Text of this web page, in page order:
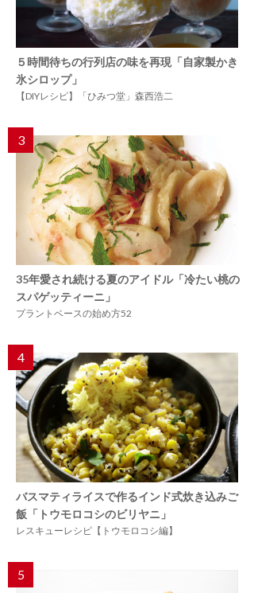
５時間待ちの行列店の味を再現「自家製かき
氷シロップ」
【DIYレシピ】「ひみつ堂」森西浩二
3
35年愛され続ける夏のアイドル「冷たい桃の
スパゲッティーニ」
プラントベースの始め方52
4
バスマティライスで作るインド式炊き込みご
飯「トウモロコシのビリヤニ」
レスキューレシピ【トウモロコシ編】
5